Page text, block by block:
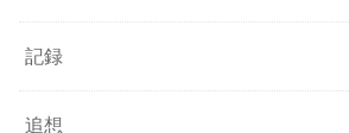
記録
追想